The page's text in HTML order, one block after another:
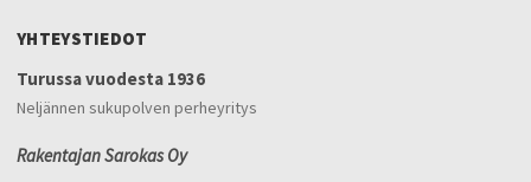
YHTEYSTIEDOT
Turussa vuodesta 1936
Neljännen sukupolven perheyritys
Rakentajan Sarokas Oy